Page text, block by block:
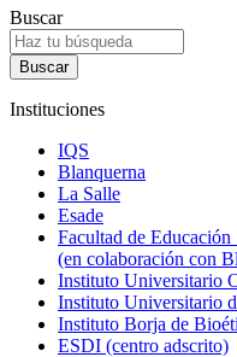
Buscar
Instituciones
IQS
Blanquerna
La Salle
Esade
Facultad de
(en colaboración con
Instituto Universitario
Instituto Universitario
Instituto Borja de
ESDI (centro adscrito)